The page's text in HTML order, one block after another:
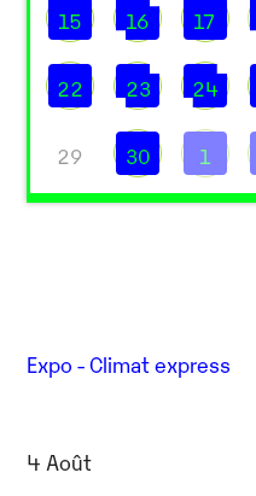
15 16 17
22 23 24
29 30 1
Expo - Climat express
4 Août